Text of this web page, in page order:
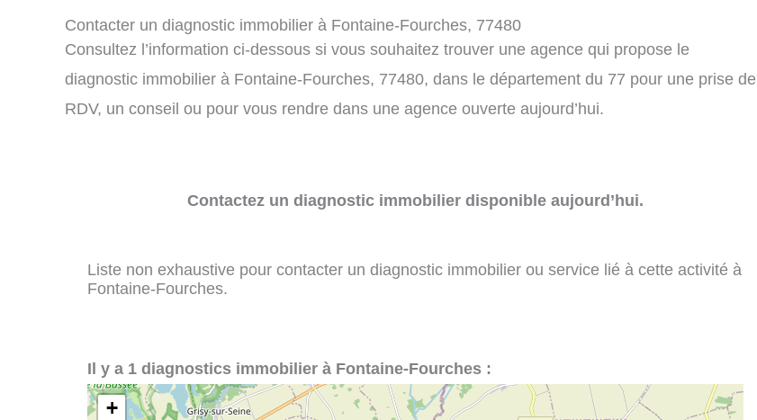
Contacter un diagnostic immobilier à Fontaine-Fourches, 77480
Consultez l’information ci-dessous si vous souhaitez trouver une agence qui propose le
diagnostic immobilier à Fontaine-Fourches, 77480, dans le département du 77 pour une prise de
RDV, un conseil ou pour vous rendre dans une agence ouverte aujourd’hui.
Contactez un diagnostic immobilier disponible aujourd’hui.
Liste non exhaustive pour contacter un diagnostic immobilier ou service lié à cette activité à
Fontaine-Fourches.
Il y a 1 diagnostics immobilier à Fontaine-Fourches :
+